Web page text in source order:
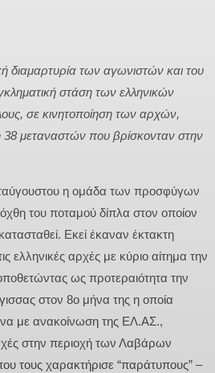
διαμαρτυρία των αγωνιστών και του
στάση των ελληνικών
σε κινητοποίηση των αρχών,
38 μεταναστών που βρίσκονταν στην
η ομάδα των προσφύγων
του ποταμού δίπλα στον οποίον
Εκεί έκαναν έκτακτη
ελληνικές αρχές με κύριο αίτημα την
ως προτεραιότητα την
στον 8ο μήνα της η οποία
με ανακοίνωση της ΕΛ.ΑΣ.,
στην περιοχή των Λαβάρων
τους χαρακτήρισε “παράτυπους” –